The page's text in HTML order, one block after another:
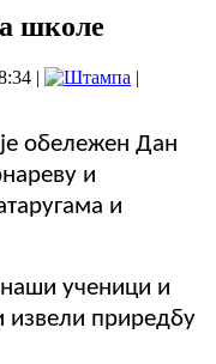
школе
|
|
обележен Дан
и
и
ученици и
извели приредбу